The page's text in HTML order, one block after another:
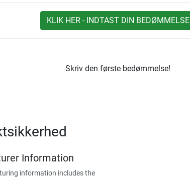
KLIK HER - INDTAST DIN BEDØMMELSE
Skriv den første bedømmelse!
Information
information includes the